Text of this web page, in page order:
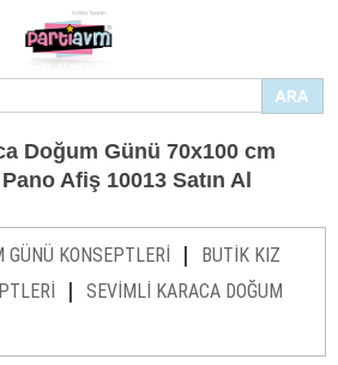
Doğum Günü 70x100 cm
Afiş 10013 Satın Al
GÜNÜ KONSEPTLERİ |
BUTİK KIZ
|
SEVİMLİ KARACA DOĞUM